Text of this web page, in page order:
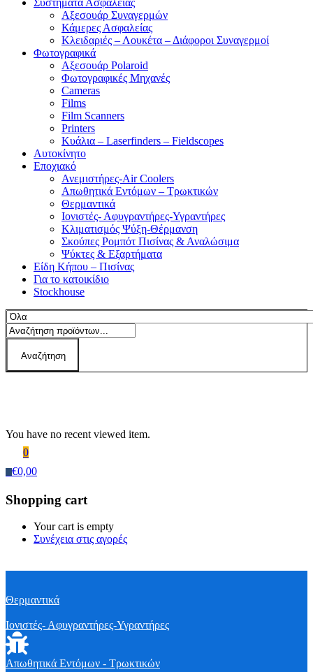
Αξεσουάρ Συναγερμών
Κάμερες Ασφαλείας
Κλειδαριές – Λουκέτα – Διάφοροι Συναγερμοί
Φωτογραφικά
Αξεσουάρ Polaroid
Φωτογραφικές Μηχανές
Cameras
Films
Film Scanners
Printers
Κυάλια – Laserfinders – Fieldscopes
Αυτοκίνητο
Εποχιακό
Ανεμιστήρες-Air Coolers
Απωθητικά Εντόμων – Τρωκτικών
Θερμαντικά
Ιονιστές- Αφυγραντήρες-Υγραντήρες
Κλιματισμός Ψύξη-Θέρμανση
Σκούπες Ρομπότ Πισίνας & Αναλώσιμα
Ψύκτες & Εξαρτήματα
Είδη Κήπου – Πισίνας
Για το κατοικίδιο
Stockhouse
Αναζήτηση
You have no recent viewed item.
0
€0,00
Shopping cart
Your cart is empty
Συνέχεια στις αγορές
Θερμαντικά
Ιονιστές- Αφυγραντήρες-Υγραντήρες
Απωθητικά Εντόμων - Τρωκτικών